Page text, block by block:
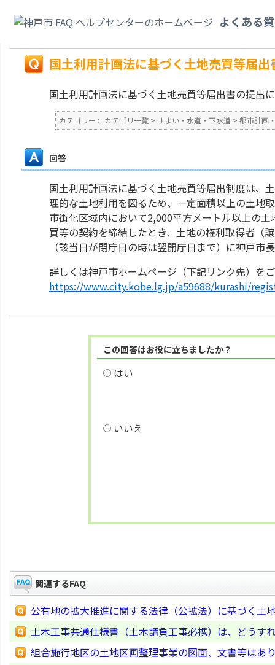
よくある
い。
国土利用計画法に基づく土地売買等届
国土利用計画法に基づく土地売買等届出書の提出
カテゴリー : カテゴリ一覧 > すまい・水道・下水道 > 都市計画
回答
国土利用計画法に基づく土地売買等届出制度は、
理的な土地利用を図るため、一定面積以上の土地
市街化区域内において2,000平方メートル以上の
買等の契約を締結したとき、土地の権利取得者（
（該当日が閉庁日の時は翌開庁日まで）に神戸市
詳しくは神戸市ホームページ（下記リンク先）を
https://www.city.kobe.lg.jp/a59688/kurashi/
この回答はお役に立ちましたか？
はい
いいえ
関連するFAQ
公有地の拡大推進に関する法律（公拡法）に基づく土
土木工事共通仕様書（土木請負工事必携）は、どうす
組合施行地区の土地区画整理事業の図面、文書等はあ